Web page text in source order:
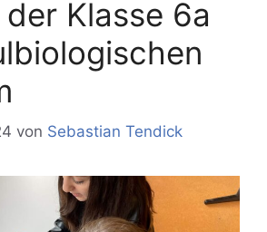
Klasse 6a
von Sebastian Tendick